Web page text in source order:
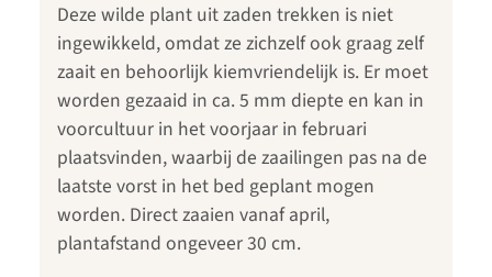
Deze wilde plant uit zaden trekken is niet
ingewikkeld, omdat ze zichzelf ook graag zelf
zaait en behoorlijk kiemvriendelijk is. Er moet
worden gezaaid in ca. 5 mm diepte en kan in
voorcultuur in het voorjaar in februari
plaatsvinden, waarbij de zaailingen pas na de
laatste vorst in het bed geplant mogen
worden. Direct zaaien vanaf april,
plantafstand ongeveer 30 cm.